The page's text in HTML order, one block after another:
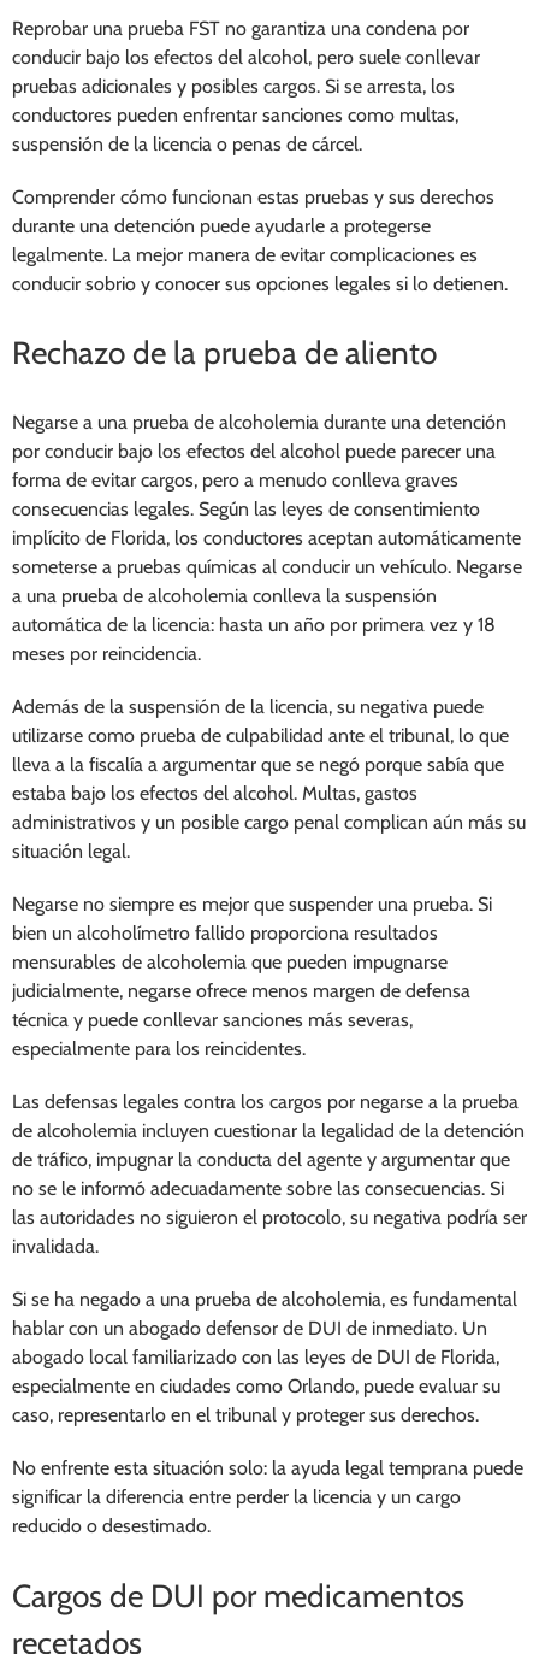
Reprobar una prueba FST no garantiza una condena por
conducir bajo los efectos del alcohol, pero suele conllevar
pruebas adicionales y posibles cargos. Si se arresta, los
conductores pueden enfrentar sanciones como multas,
suspensión de la licencia o penas de cárcel.
Comprender cómo funcionan estas pruebas y sus derechos
durante una detención puede ayudarle a protegerse
legalmente. La mejor manera de evitar complicaciones es
conducir sobrio y conocer sus opciones legales si lo detienen.
Rechazo de la prueba de aliento
Negarse a una prueba de alcoholemia durante una detención
por conducir bajo los efectos del alcohol puede parecer una
forma de evitar cargos, pero a menudo conlleva graves
consecuencias legales. Según las leyes de consentimiento
implícito de Florida, los conductores aceptan automáticamente
someterse a pruebas químicas al conducir un vehículo. Negarse
a una prueba de alcoholemia conlleva la suspensión
automática de la licencia: hasta un año por primera vez y 18
meses por reincidencia.
Además de la suspensión de la licencia, su negativa puede
utilizarse como prueba de culpabilidad ante el tribunal, lo que
lleva a la fiscalía a argumentar que se negó porque sabía que
estaba bajo los efectos del alcohol. Multas, gastos
administrativos y un posible cargo penal complican aún más su
situación legal.
Negarse no siempre es mejor que suspender una prueba. Si
bien un alcoholímetro fallido proporciona resultados
mensurables de alcoholemia que pueden impugnarse
judicialmente, negarse ofrece menos margen de defensa
técnica y puede conllevar sanciones más severas,
especialmente para los reincidentes.
Las defensas legales contra los cargos por negarse a la prueba
de alcoholemia incluyen cuestionar la legalidad de la detención
de tráfico, impugnar la conducta del agente y argumentar que
no se le informó adecuadamente sobre las consecuencias. Si
las autoridades no siguieron el protocolo, su negativa podría ser
invalidada.
Si se ha negado a una prueba de alcoholemia, es fundamental
hablar con un abogado defensor de DUI de inmediato. Un
abogado local familiarizado con las leyes de DUI de Florida,
especialmente en ciudades como Orlando, puede evaluar su
caso, representarlo en el tribunal y proteger sus derechos.
No enfrente esta situación solo: la ayuda legal temprana puede
significar la diferencia entre perder la licencia y un cargo
reducido o desestimado.
Cargos de DUI por medicamentos
recetados